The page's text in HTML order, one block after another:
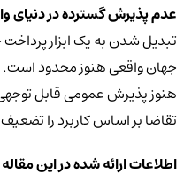
عدم پذیرش گسترده در دنیای
تبدیل شدن به یک ابزار پرداخت
جهان واقعی هنوز محدود است.
هنوز پذیرش عمومی قابل
تقاضا بر اساس کاربرد را
اطلاعات ارائه شده در این